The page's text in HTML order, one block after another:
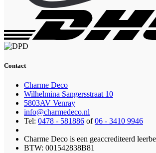
Contact
Charme Deco
Wilhelmina Sangersstraat 10
5803AV Venray
info@charmedeco.nl
Tel: 0478 - 581886 of06 - 3410 9946
Charme Deco is een geaccrediteerd
BTW: 001542838B81